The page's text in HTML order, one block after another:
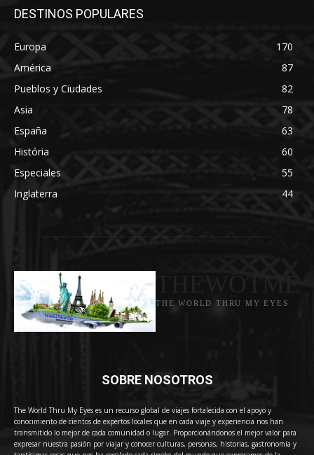
DESTINOS POPULARES
Europa
170
América
87
Pueblos y Ciudades
82
Asia
78
España
63
História
60
Especiales
55
Inglaterra
44
THE WORLD THRU MY EYES
SOBRE NOSOTROS
The World Thru My Eyes es un recurso global de viajes fortalecida con el apoyo y
conocimiento de cientos de expertos locales que en cada viaje y experiencia nos han
transmitido lo mejor de cada comunidad o lugar. Proporcionándonos el mejor valor para
expresar nuestra pasión por viajar y conocer culturas, personas, historias, gastronomía y